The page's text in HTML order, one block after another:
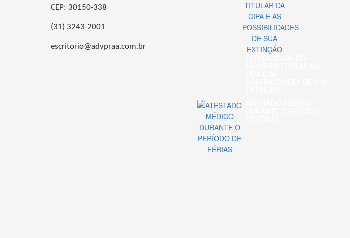
CEP: 30150-338
(31) 3243-2001
escritorio@advpraa.com.br